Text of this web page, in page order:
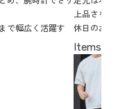
で幅広く活躍す
上品さを
休日のお出
過ごした